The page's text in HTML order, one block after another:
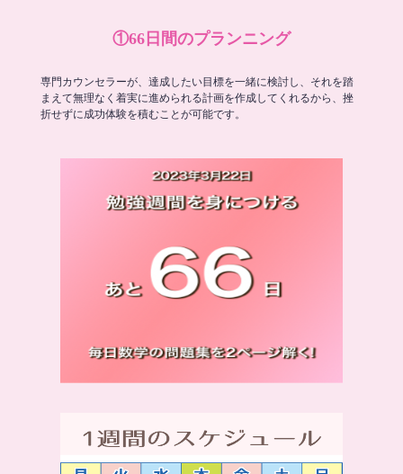
①66日間のプランニング
専門カウンセラーが、達成したい目標を一緒に検討し、それを踏
まえて無理なく着実に進められる計画を作成してくれるから、挫
折せずに成功体験を積むことが可能です。